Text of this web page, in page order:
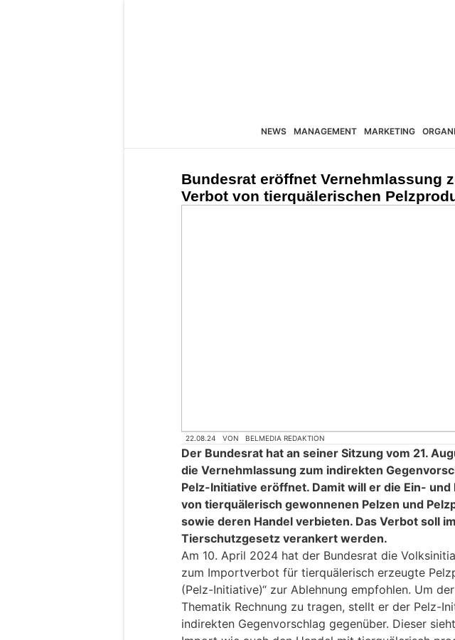
NEWS MANAGEMENT MARKETING
Bundesrat eröffnet Vernehmlassung
Verbot von tierquälerischen
22.08.24 VON BELMEDIA REDAKTION
Der Bundesrat hat an seiner Sitzung vom 21.
die Vernehmlassung zum indirekten
Pelz-Initiative eröffnet. Damit will er die Ein-
von tierquälerisch gewonnenen Pelzen und
sowie deren Handel verbieten. Das Verbot soll im
Tierschutzgesetz verankert werden.
Am 10. April 2024 hat der Bundesrat die
zum Importverbot für tierquälerisch erzeugte
(Pelz-Initiative)“ zur Ablehnung empfohlen. Um
Thematik Rechnung zu tragen, stellt er der Pelz-
indirekten Gegenvorschlag gegenüber. Dieser